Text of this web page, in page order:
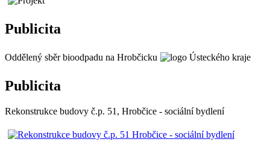
Publicita
Oddělený sběr bioodpadu na Hrobčicku
Publicita
Rekonstrukce budovy č.p. 51, Hrobčice - sociální bydlení